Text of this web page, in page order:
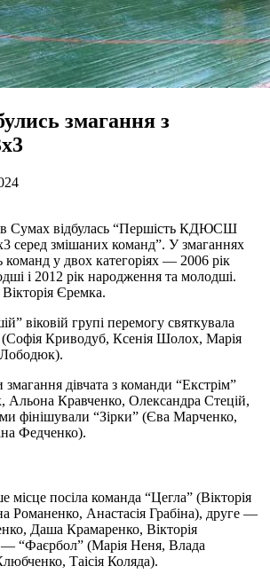
змагання з
в Сумах відбулась “Першість КДЮСШ
серед змішаних команд”. У змаганнях
команд у двох категоріях — 2006 рік
і 2012 рік народження та молодші.
Єремка.
віковій групі перемогу святкувала
Криводуб, Ксенія Шолох, Марія
дівчата з команди “Екстрім”
Альона Кравченко, Олександра Стецій,
фінішували “Зірки” (Єва Марченко,
Федченко).
посіла команда “Цегла” (Вікторія
Романенко, Анастасія Грабіна), друге —
Даша Крамаренко, Вікторія
“Фаєрбол” (Марія Неня, Влада
Таісія Коляда).